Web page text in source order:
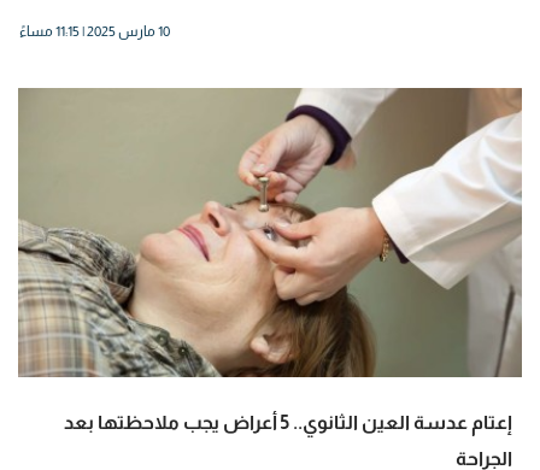
10 مارس 2025 | 11:15 مساءً
إعتام عدسة العين الثانوي.. 5 أعراض يجب ملاحظتها بعد
الجراحة